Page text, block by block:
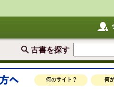
古書を探す